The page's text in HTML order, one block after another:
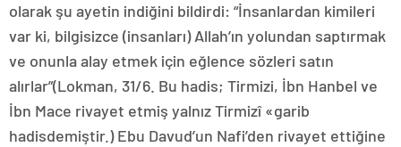
olarak şu ayetin indiğini bildirdi: “İnsanlardan kimileri
var ki, bilgisizce (insanları) Allah’ın yolundan saptırmak
ve onunla alay etmek için eğlence sözleri satın
alırlar”(Lokman, 31/6. Bu hadis; Tirmizi, İbn Hanbel ve
İbn Mace rivayet etmiş yalnız Tirmizî «garib
hadisdemiştir.) Ebu Davud’un Nafi’den rivayet ettiğine